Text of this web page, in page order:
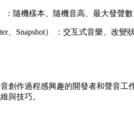
：隨機樣本、隨機音高、最大發聲
、Snapshot） ：交互式音樂、改
創作過程感興趣的開發者和聲音
與技巧。